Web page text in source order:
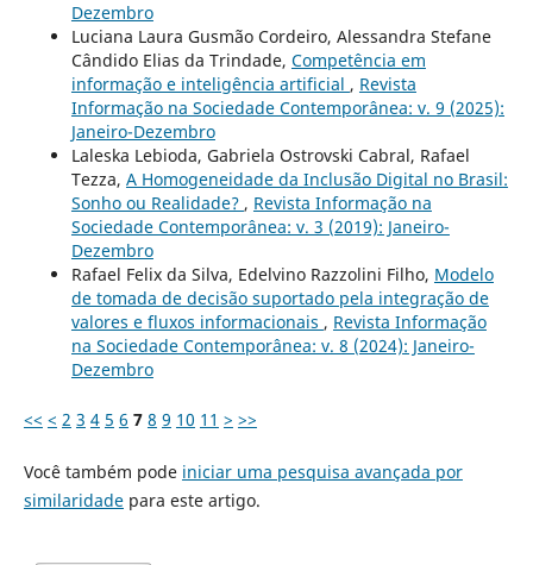
Dezembro
Luciana Laura Gusmão Cordeiro, Alessandra Stefane
Cândido Elias da Trindade, Competência em
informação e inteligência artificial , Revista
Informação na Sociedade Contemporânea: v. 9 (2025):
Janeiro-Dezembro
Laleska Lebioda, Gabriela Ostrovski Cabral, Rafael
Tezza, A Homogeneidade da Inclusão Digital no Brasil:
Sonho ou Realidade? , Revista Informação na
Sociedade Contemporânea: v. 3 (2019): Janeiro-
Dezembro
Rafael Felix da Silva, Edelvino Razzolini Filho, Modelo
de tomada de decisão suportado pela integração de
valores e fluxos informacionais , Revista Informação
na Sociedade Contemporânea: v. 8 (2024): Janeiro-
Dezembro
<< < 2 3 4 5 6 7 8 9 10 11 > >>
Você também pode iniciar uma pesquisa avançada por
similaridadepara este artigo.